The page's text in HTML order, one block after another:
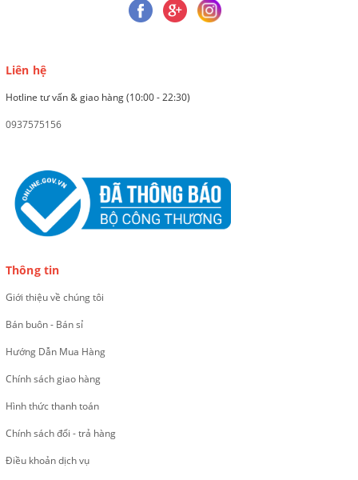
Liên hệ
Hotline tư vấn & giao hàng (10:00 - 22:30)
0937575156
Thông tin
Giới thiệu về chúng tôi
Bán buôn - Bán sỉ
Hướng Dẫn Mua Hàng
Chính sách giao hàng
Hình thức thanh toán
Chính sách đổi - trả hàng
Điều khoản dịch vụ